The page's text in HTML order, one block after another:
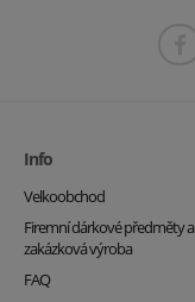
Info
Velkoobchod
Firemní dárkové předměty a
zakázková výroba
FAQ